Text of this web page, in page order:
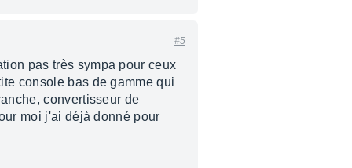
#5
pas très sympa pour ceux
console bas de gamme qui
convertisseur de
moi j'ai déjà donné pour